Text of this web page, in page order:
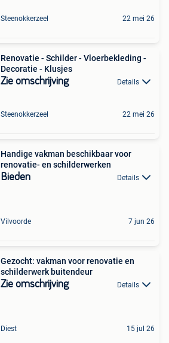
Steenokkerzeel 22 mei 26
Renovatie - Schilder - Vloerbekleding -
Decoratie - Klusjes
Zie omschrijving Details
Steenokkerzeel 22 mei 26
Handige vakman beschikbaar voor
renovatie- en schilderwerken
Bieden Details
Vilvoorde 7 jun 26
Gezocht: vakman voor renovatie en
schilderwerk buitendeur
Zie omschrijving Details
Diest 15 jul 26